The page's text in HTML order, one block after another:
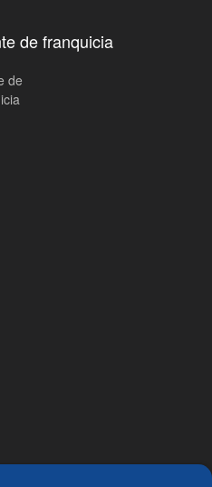
de franquicia
de